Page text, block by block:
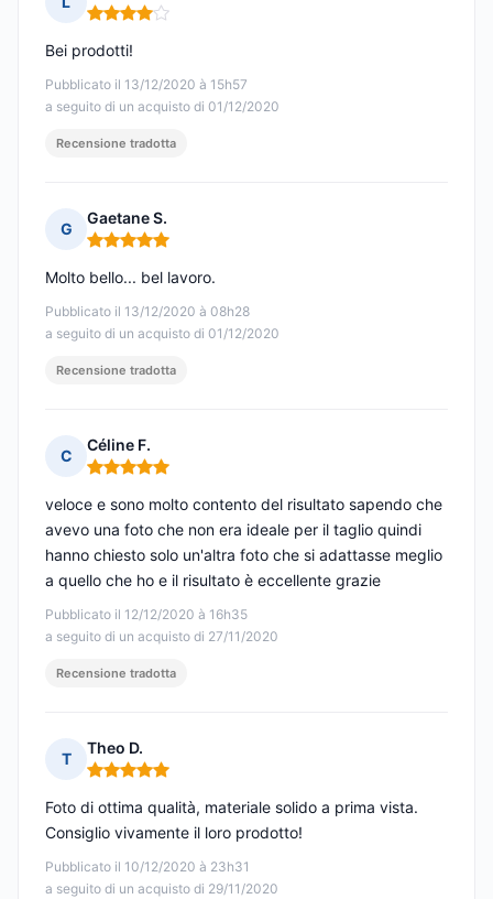
Nota: 4 su 5
Pubblicato il 13/12/2020 à 15h57
a seguito di un acquisto di 01/12/2020
Bei prodotti!
Recensione tradotta
G
Gaetane S.
Nota: 5 su 5
Pubblicato il 13/12/2020 à 08h28
a seguito di un acquisto di 01/12/2020
Molto bello... bel lavoro.
Recensione tradotta
C
Céline F.
Nota: 5 su 5
Pubblicato il 12/12/2020 à 16h35
a seguito di un acquisto di 27/11/2020
veloce e sono molto contento del risultato sapendo che
avevo una foto che non era ideale per il taglio quindi
hanno chiesto solo un'altra foto che si adattasse meglio
a quello che ho e il risultato è eccellente grazie
Recensione tradotta
T
Theo D.
Nota: 5 su 5
Pubblicato il 10/12/2020 à 23h31
a seguito di un acquisto di 29/11/2020
Foto di ottima qualità, materiale solido a prima vista.
Consiglio vivamente il loro prodotto!